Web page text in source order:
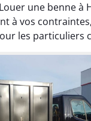
une benne
à vos
les particuliers